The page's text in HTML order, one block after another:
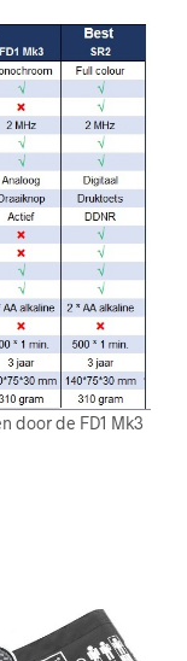
door de FD1 Mk3